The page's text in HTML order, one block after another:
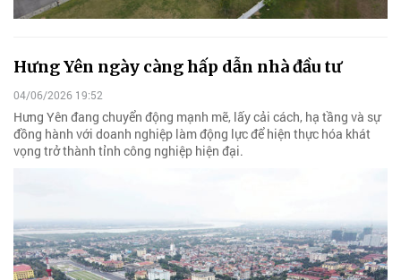
Hưng Yên ngày càng hấp dẫn nhà đầu tư
04/06/2026 19:52
Hưng Yên đang chuyển động mạnh mẽ, lấy cải cách, hạ tầng và sự
đồng hành với doanh nghiệp làm động lực để hiện thực hóa khát
vọng trở thành tỉnh công nghiệp hiện đại.